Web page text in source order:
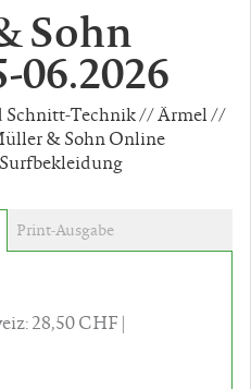
Sohn
06.2026
Schnitt-Technik // Ärmel //
& Sohn Online
Print-Ausgabe
28,50 CHF